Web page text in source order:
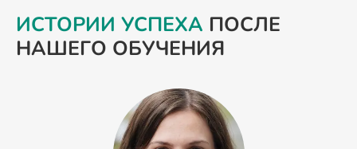
ИСТОРИИ УСПЕХА ПОСЛЕ
НАШЕГО ОБУЧЕНИЯ